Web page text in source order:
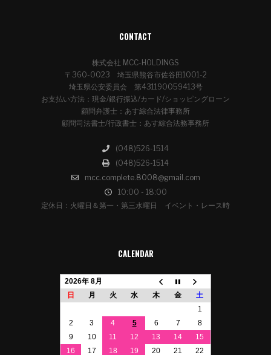
CONTACT
株式会社 MCC-HOLDINGS
〒360-0023 埼玉県熊谷市佐谷田1001-2
埼玉県公安委員会 第431190059413号
お支払い方法：現金/銀行振込/カード/ショッピングローン
顧問弁護士：あす綜合法律事務所
顧問司法書士/行政書士：あす綜合法務事務所
(048)526-1514
(048)526-1514
mcc.complete.8008@gmail.com
10:00 - 18:00
定休日：火曜日＆第一・第三水曜日 イベント・レース時
CALENDAR
2026年 8月
日
月 火 水 木 金
土
1
2
3 4 5 6 7
8
9
10 11 12 13 14
15
16
17 18 19 20 21 22